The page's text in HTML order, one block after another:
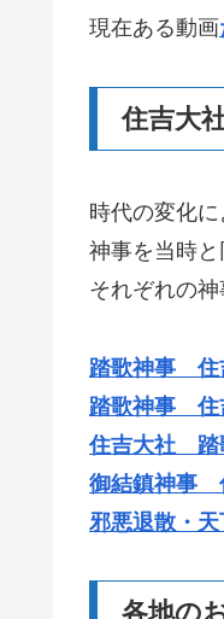
現在ある動画
住吉大
時代の変化
神事を当時と
それぞれの
踏歌神事 住
踏歌神事 住
住吉大社 踏
御結鎮神事
邪悪退散・
各地の